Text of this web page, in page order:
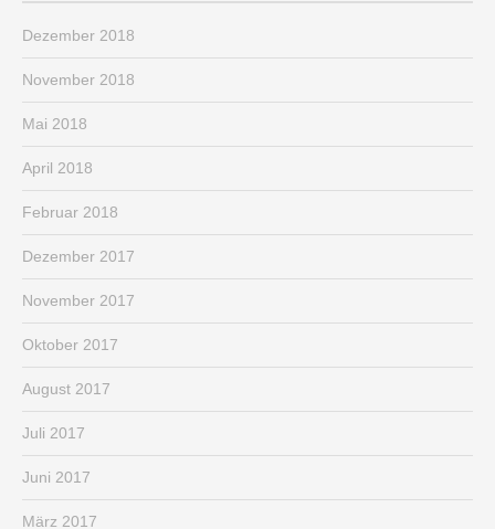
Dezember 2018
November 2018
Mai 2018
April 2018
Februar 2018
Dezember 2017
November 2017
Oktober 2017
August 2017
Juli 2017
Juni 2017
März 2017